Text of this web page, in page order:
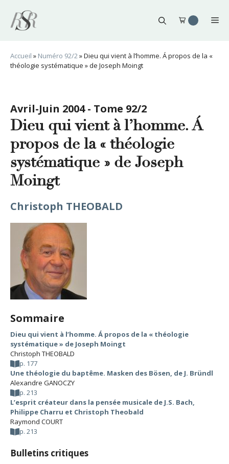
contenu
Accueil » Numéro 92/2»Dieu qui vient à l’homme. Á propos de la «
théologie systématique » de Joseph Moingt
Avril-Juin 2004 - Tome 92/2
Dieu qui vient à l’homme. Á
propos de la « théologie
systématique » de Joseph
Moingt
Christoph THEOBALD
Sommaire
Dieu qui vient à l’homme. Á propos de la « théologie
systématique » de Joseph Moingt
Christoph THEOBALD
p. 177
Une théologie du baptême. Masken des Bösen, de J. Bründl
Alexandre GANOCZY
p. 213
L’esprit créateur dans la pensée musicale de J.S. Bach,
Philippe Charru et Christoph Theobald
Raymond COURT
p. 213
Bulletins critiques